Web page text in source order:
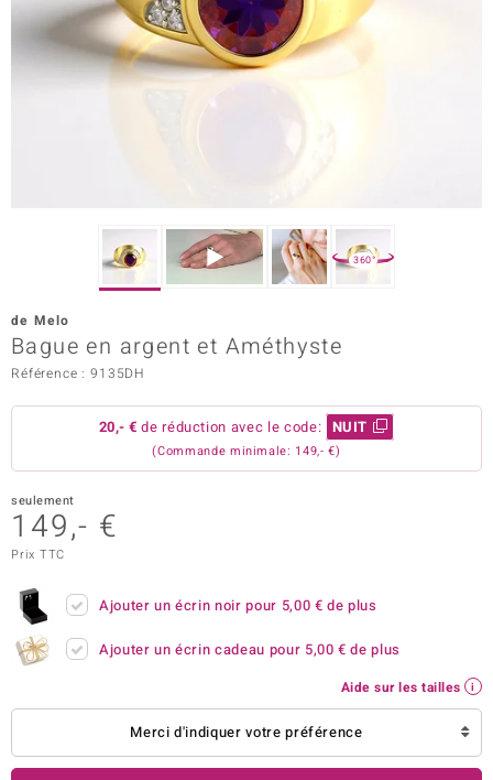
Designs
Collection
360°
de Melo
Bague en argent et Améthyste
Référence : 9135DH
20,- € de réduction avec le code: NUIT
(Commande minimale: 149,- €)
seulement
149,- €
Prix TTC
Ajouter un écrin noir pour 5,00 € de plus
Ajouter un écrin cadeau pour 5,00 € de plus
Aide sur les tailles
Merci d'indiquer votre préférence